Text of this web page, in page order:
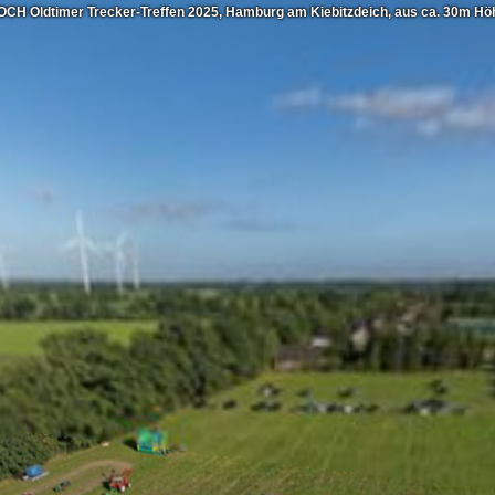
Oldtimer Trecker-Treffen 2025, Hamburg am Kiebitzdeich, aus ca. 30m